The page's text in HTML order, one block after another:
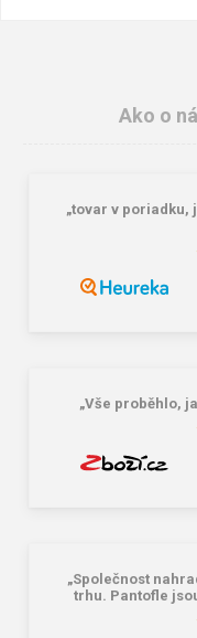
Bagmaster EASY 22 A
Ako o
„tovar v poriadku,
„Vše proběhlo,
„Společnost
trhu. Pantofle